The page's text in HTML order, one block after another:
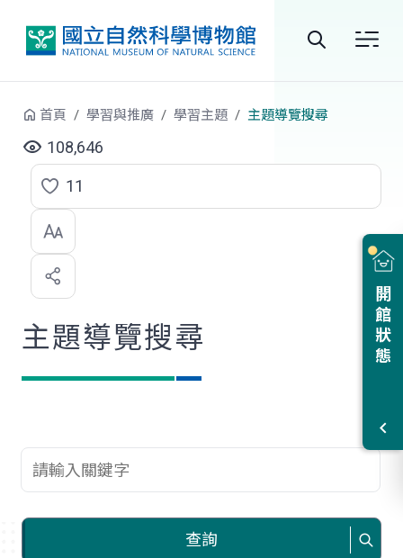
站
尋
開館狀態
首頁 學習與推廣 學習主題 主題導覽搜尋
108,646
點
選
喜
歡
11
主題導覽搜尋
查詢關鍵字
查詢